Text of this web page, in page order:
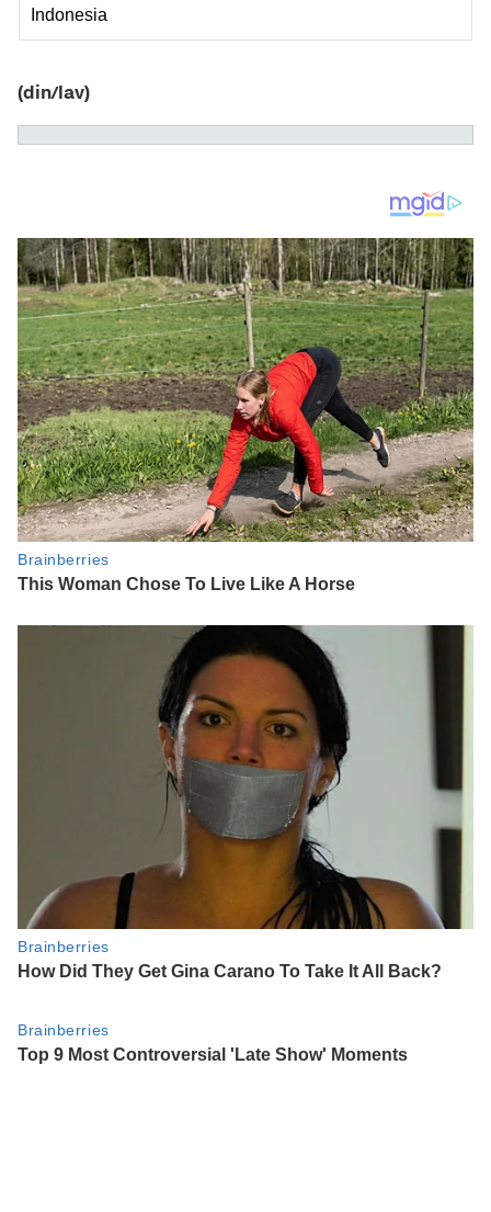
Indonesia
(din/lav)